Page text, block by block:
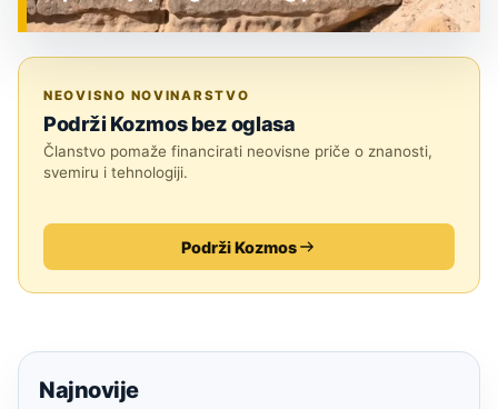
NEOVISNO NOVINARSTVO
Podrži Kozmos bez oglasa
Članstvo pomaže financirati neovisne priče o znanosti,
svemiru i tehnologiji.
Podrži Kozmos
Najnovije